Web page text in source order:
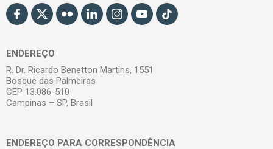
ENDEREÇO
R. Dr. Ricardo Benetton Martins, 1551
Bosque das Palmeiras
CEP 13.086-510
Campinas – SP, Brasil
ENDEREÇO PARA CORRESPONDÊNCIA